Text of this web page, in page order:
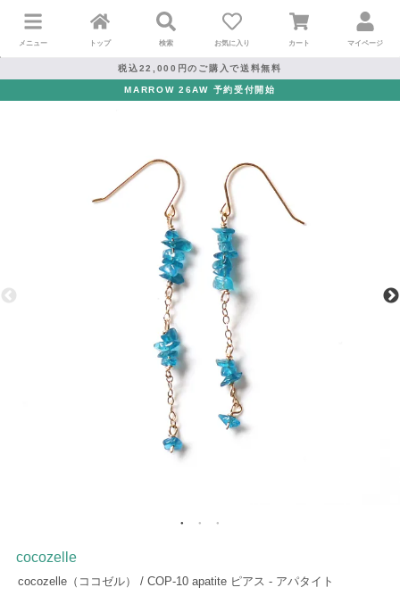
メニュー トップ 検索 お気に入り カート マイページ
税込22,000円のご購入で送料無料
MARROW 26AW 予約受付開始
cocozelle
cocozelle（ココゼル） / COP-10 apatite ピアス - アパタイト